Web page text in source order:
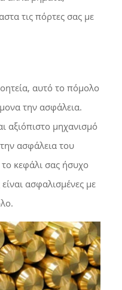
τις πόρτες σας με
αυτό το πόμολο
την ασφάλεια.
αξιόπιστο μηχανισμό
ασφάλεια του
κεφάλι σας ήσυχο
ασφαλισμένες με